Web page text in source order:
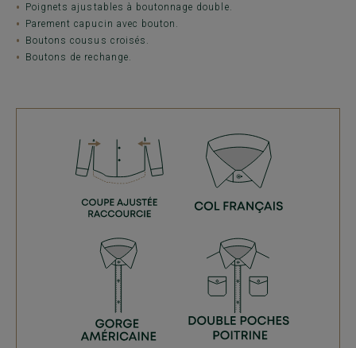
Poignets ajustables à boutonnage double.
Parement capucin avec bouton.
Boutons cousus croisés.
Boutons de rechange.